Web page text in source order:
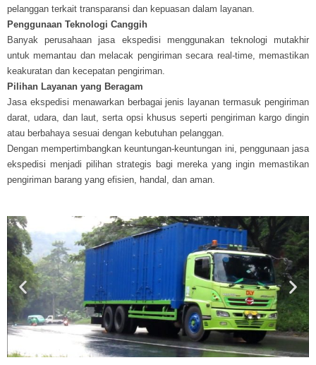
pelanggan terkait transparansi dan kepuasan dalam layanan.
Penggunaan Teknologi Canggih
Banyak perusahaan jasa ekspedisi menggunakan teknologi mutakhir
untuk memantau dan melacak pengiriman secara real-time, memastikan
keakuratan dan kecepatan pengiriman.
Pilihan Layanan yang Beragam
Jasa ekspedisi menawarkan berbagai jenis layanan termasuk pengiriman
darat, udara, dan laut, serta opsi khusus seperti pengiriman kargo dingin
atau berbahaya sesuai dengan kebutuhan pelanggan.
Dengan mempertimbangkan keuntungan-keuntungan ini, penggunaan jasa
ekspedisi menjadi pilihan strategis bagi mereka yang ingin memastikan
pengiriman barang yang efisien, handal, dan aman.